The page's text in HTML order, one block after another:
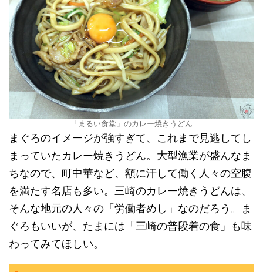
「まるい食堂」のカレー焼きうどん
まぐろのイメージが強すぎて、これまで見逃してし
まっていたカレー焼きうどん。大型漁業が盛んなま
ちなので、町中華など、額に汗して働く人々の空腹
を満たす名店も多い。三崎のカレー焼きうどんは、
そんな地元の人々の「労働者めし」なのだろう。ま
ぐろもいいが、たまには「三崎の普段着の食」も味
わってみてほしい。